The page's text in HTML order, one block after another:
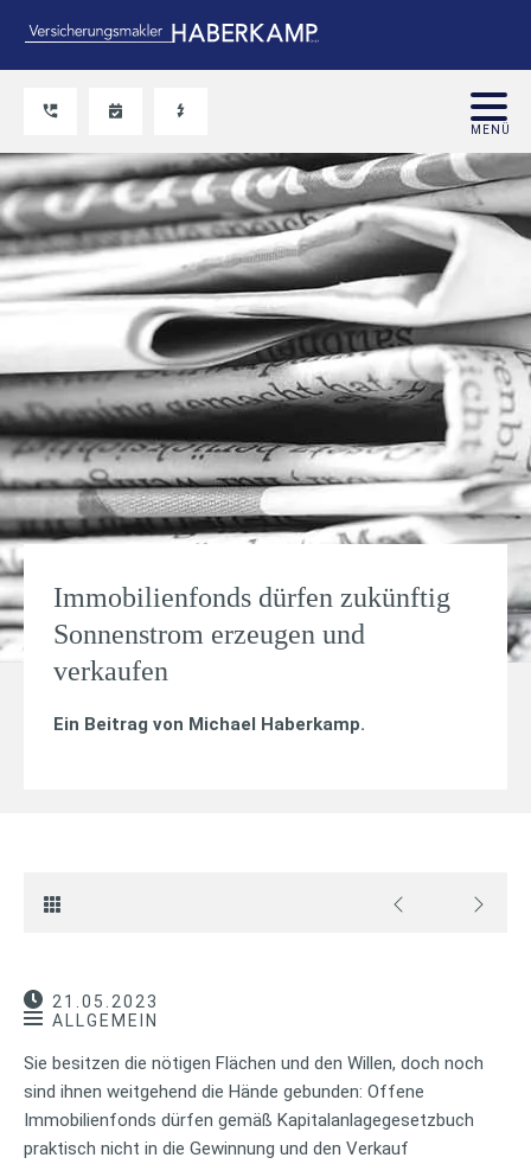
Immobilienfonds dürfen zukünftig
Sonnenstrom erzeugen und
verkaufen
Ein Beitrag von Michael Haberkamp.
21.05.2023
ALLGEMEIN
Sie besitzen die nötigen Flächen und den Willen, doch noch
sind ihnen weitgehend die Hände gebunden: Offene
Immobilienfonds dürfen gemäß Kapitalanlagegesetzbuch
praktisch nicht in die Gewinnung und den Verkauf